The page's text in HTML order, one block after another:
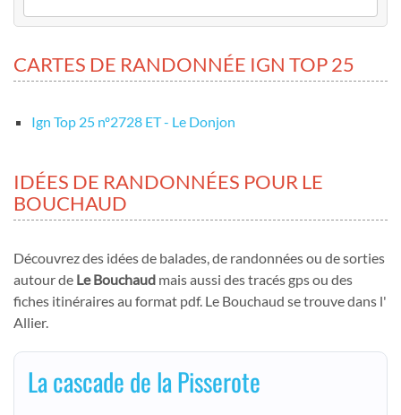
CARTES DE RANDONNÉE IGN TOP 25
Ign Top 25 nº2728 ET - Le Donjon
IDÉES DE RANDONNÉES POUR LE
BOUCHAUD
Découvrez des idées de balades, de randonnées ou de sorties
autour de Le Bouchaud mais aussi des tracés gps ou des
fiches itinéraires au format pdf. Le Bouchaud se trouve dans l'
Allier.
La cascade de la Pisserote